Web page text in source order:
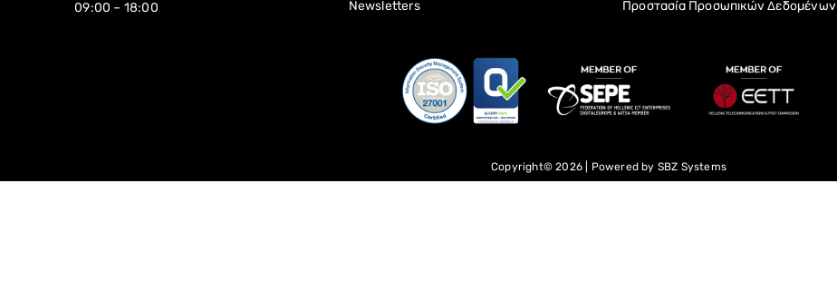
09:00 – 18:00
Newsletters
Προστασία Προσωπικών Δεδομένων
Copyright© 2026 | Powered by SBZ Systems